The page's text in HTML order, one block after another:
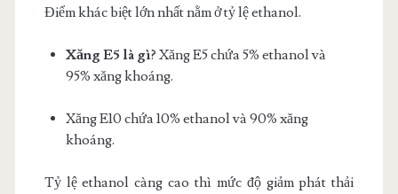
Điểm khác biệt lớn nhất nằm ở tỷ lệ ethanol.
Xăng E5 là gì? Xăng E5 chứa 5% ethanol và
95% xăng khoáng.
Xăng E10 chứa 10% ethanol và 90% xăng
khoáng.
Tỷ lệ ethanol càng cao thì mức độ giảm phát thải